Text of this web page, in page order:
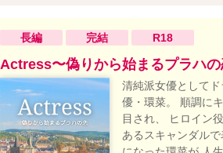
長編 完結 R18
Actress〜偽りから始まるプラハ
清純派女優として
優・環菜。 順調に
目され、 ヒロイン
あるスキャンダル